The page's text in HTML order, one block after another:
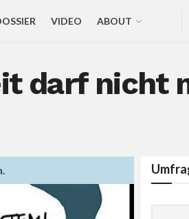
VIDEO ABOUT
darf nicht